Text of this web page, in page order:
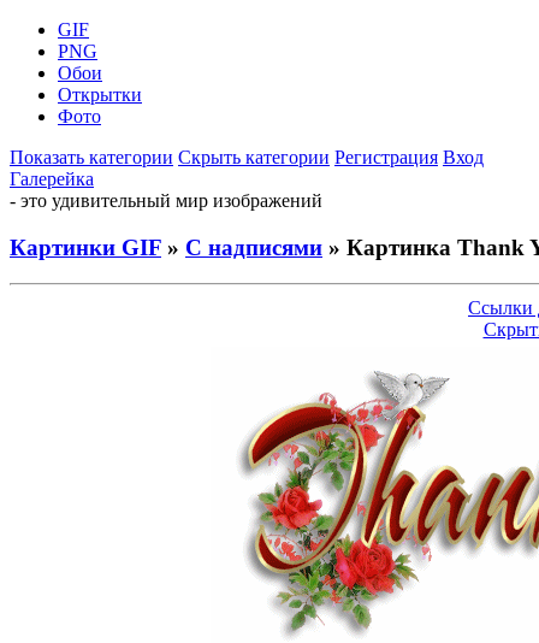
GIF
PNG
Обои
Открытки
Фото
Показать категории Скрыть категории Регистрация Вход
Галерейка
- это удивительный мир изображений
Картинки GIF » С надписями » Картинка Thank
Ссылки